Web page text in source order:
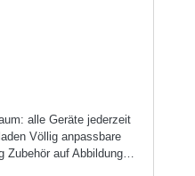
Völlig anpassbare